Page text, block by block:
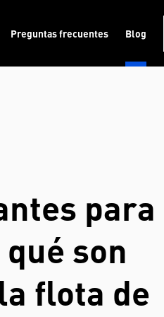
Preguntas frecuentes Blog
para
son
flota de